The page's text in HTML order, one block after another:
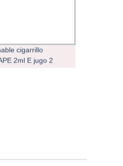
cigarrillo
2ml E jugo 2